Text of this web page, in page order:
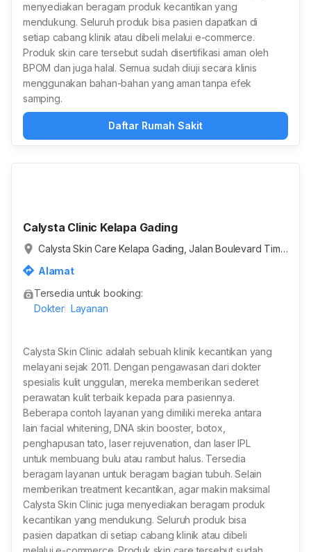
menyediakan beragam produk kecantikan yang
mendukung. Seluruh produk bisa pasien dapatkan di
setiap cabang klinik atau dibeli melalui e-commerce.
Produk skin care tersebut sudah disertifikasi aman oleh
BPOM dan juga halal. Semua sudah diuji secara klinis
menggunakan bahan-bahan yang aman tanpa efek
samping.
Daftar Rumah Sakit
Calysta Clinic Kelapa Gading
Calysta Skin Care Kelapa Gading, Jalan Boulevard Timu
Alamat
Tersedia untuk booking:
Dokter Layanan
Calysta Skin Clinic adalah sebuah klinik kecantikan yang
melayani sejak 2011. Dengan pengawasan dari dokter
spesialis kulit unggulan, mereka memberikan sederet
perawatan kulit terbaik kepada para pasiennya.
Beberapa contoh layanan yang dimiliki mereka antara
lain facial whitening, DNA skin booster, botox,
penghapusan tato, laser rejuvenation, dan laser IPL
untuk membuang bulu atau rambut halus. Tersedia
beragam layanan untuk beragam bagian tubuh. Selain
memberikan treatment kecantikan, agar makin maksimal
Calysta Skin Clinic juga menyediakan beragam produk
kecantikan yang mendukung. Seluruh produk bisa
pasien dapatkan di setiap cabang klinik atau dibeli